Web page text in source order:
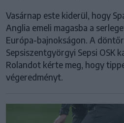
Vasárnap este kiderül, hogy
Anglia emeli magasba a
Európa-bajnokságon. A
Sepsiszentgyörgyi Sepsi OSK
Rolandot kérte meg, hogy
végeredményt.